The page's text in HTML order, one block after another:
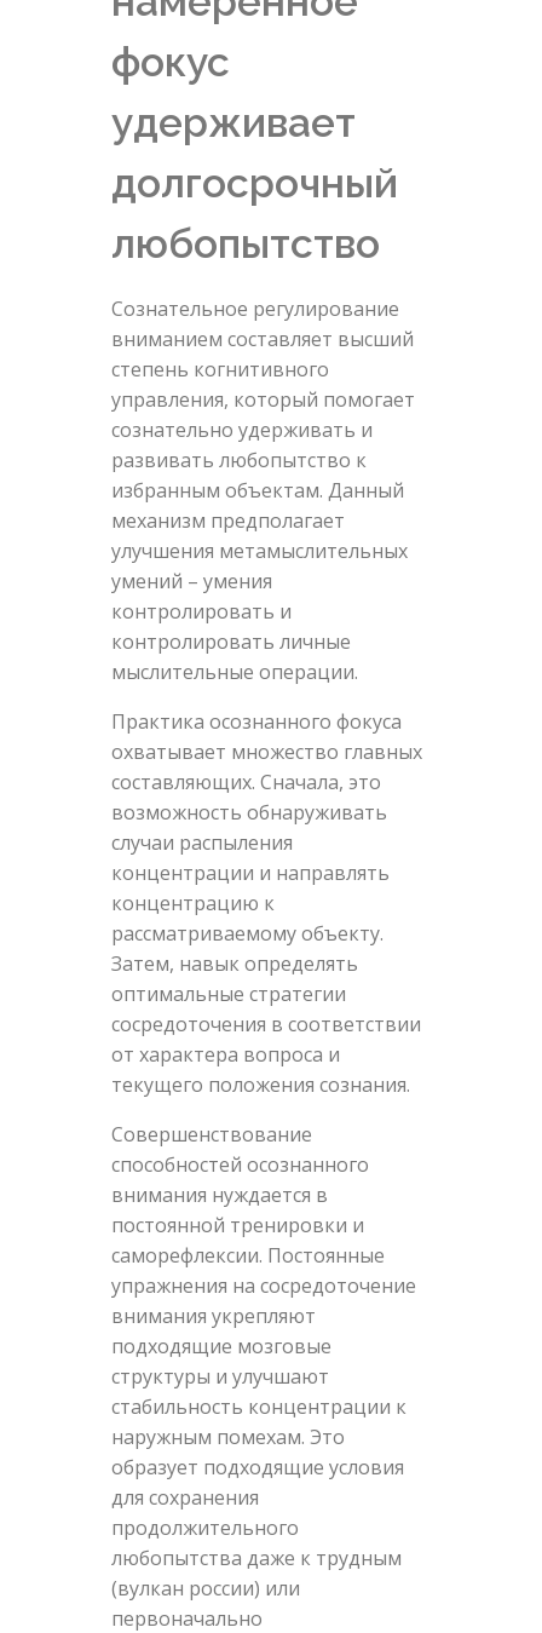
фокус
удерживает
долгосрочный
любопытство
Сознательное регулирование
вниманием составляет высший
степень когнитивного
управления, который помогает
сознательно удерживать и
развивать любопытство к
избранным объектам. Данный
механизм предполагает
улучшения метамыслительных
умений – умения
контролировать и
контролировать личные
мыслительные операции.
Практика осознанного фокуса
охватывает множество главных
составляющих. Сначала, это
возможность обнаруживать
случаи распыления
концентрации и направлять
концентрацию к
рассматриваемому объекту.
Затем, навык определять
оптимальные стратегии
сосредоточения в соответствии
от характера вопроса и
текущего положения сознания.
Совершенствование
способностей осознанного
внимания нуждается в
постоянной тренировки и
саморефлексии. Постоянные
упражнения на сосредоточение
внимания укрепляют
подходящие мозговые
структуры и улучшают
стабильность концентрации к
наружным помехам. Это
образует подходящие условия
для сохранения
продолжительного
любопытства даже к трудным
(вулкан россии) или
первоначально